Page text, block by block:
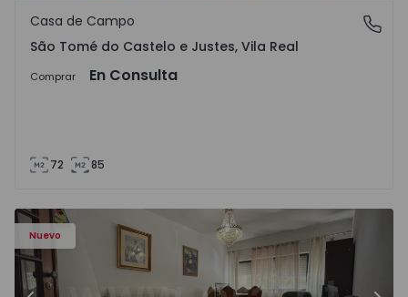
São Tomé do Castelo e Justes, Vila Real
Casa de Campo
São Tomé do Castelo e Justes, Vila Real
Comprar En Consulta
72 85
Nuevo
- 1
Apartamento T2 Montijo, Montijo e Afonsoeiro -